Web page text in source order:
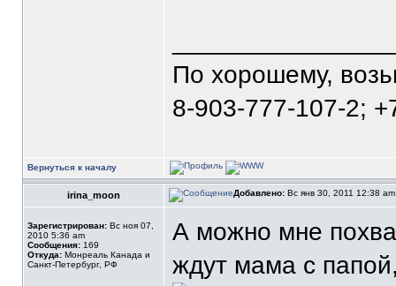
По хорошему,
8-903-777-107-2;
Вернуться к началу
irina_moon Добавлено: Вс янв 30, 2011 12:38
Зарегистрирован: Вс ноя 07,
2010 5:36 am
Сообщения: 169
Откуда: Монреаль Канада и
Санкт-Петербург, РФ
А можно мне
ждут мама с